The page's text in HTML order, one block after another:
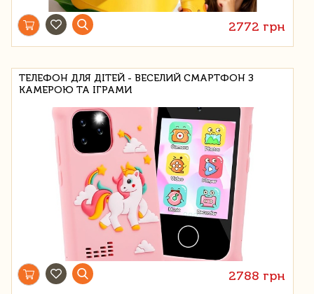
2772 грн
ТЕЛЕФОН ДЛЯ ДІТЕЙ - ВЕСЕЛИЙ СМАРТФОН З
КАМЕРОЮ ТА ІГРАМИ
2788 грн